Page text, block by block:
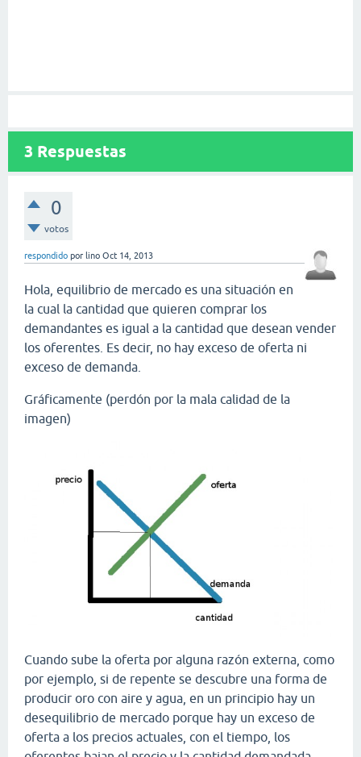
3 Respuestas
0
votos
respondido por lino Oct 14, 2013
Hola, equilibrio de mercado es una situación en
la cual la cantidad que quieren comprar los
demandantes es igual a la cantidad que desean vender
los oferentes. Es decir, no hay exceso de oferta ni
exceso de demanda.
Gráficamente (perdón por la mala calidad de la
imagen)
Cuando sube la oferta por alguna razón externa, como
por ejemplo, si de repente se descubre una forma de
producir oro con aire y agua, en un principio hay un
desequilibrio de mercado porque hay un exceso de
oferta a los precios actuales, con el tiempo, los